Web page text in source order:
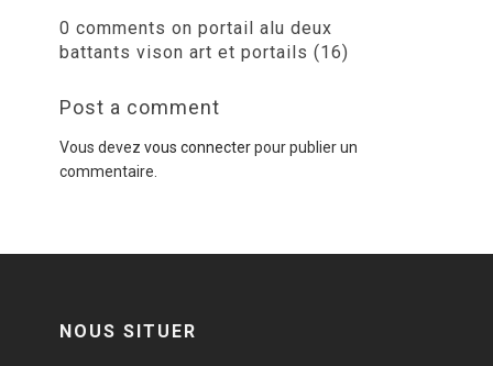
0 comments on portail alu deux
battants vison art et portails (16)
Post a comment
Vous devez vous connecterpour publier un
commentaire.
NOUS SITUER